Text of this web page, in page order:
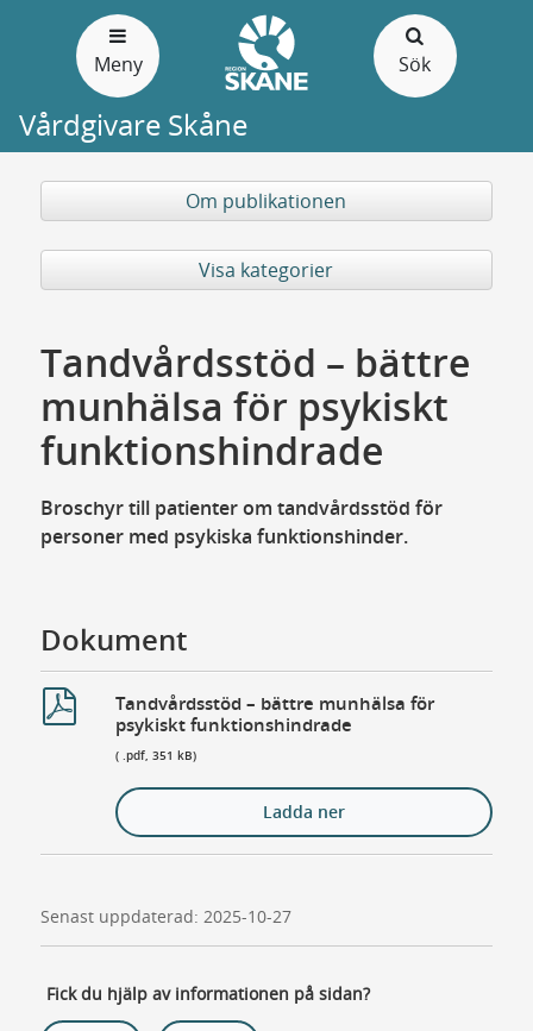
Meny Sök
Vårdgivare Skåne
Om publikationen
Visa kategorier
Tandvårdsstöd – bättre
munhälsa för psykiskt
funktionshindrade
Broschyr till patienter om tandvårdsstöd för
personer med psykiska funktionshinder.
Dokument
Tandvårdsstöd – bättre munhälsa för
psykiskt funktionshindrade
( .pdf, 351 kB)
Ladda ner
Senast uppdaterad: 2025-10-27
Fick du hjälp av informationen på sidan?